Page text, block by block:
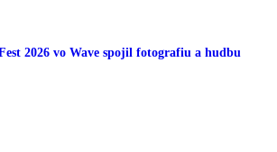
2026 vo Wave spojil fotografiu a hudbu